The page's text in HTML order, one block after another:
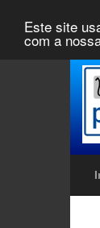
Este site
com a